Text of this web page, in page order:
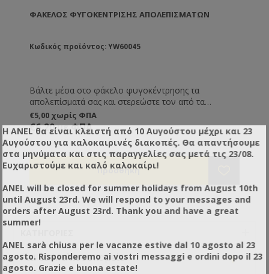
ΦΆΚΕΛΟΣ ΦΥΓΟΚΈΝΤΡΙΣΗΣ ΑΠΟΛΕΠΙΣΜΆΤΩΝ
Κωδικός προϊόντος: YW60045
Βάλτε μέσα στο φάκελο φυγοκέντρησης τα
απολεπίσματά σας και στερεώστε τον από τα
στηρίγματά του μέσα στον μελιτοεξαγωγέα σας.
Ξεκινήστε την φυγοκέντρηση και τα απολεπίσματά
σας θα στραγγίξουν από μέλι το οποίο θα ξεφύγει
από τη σίτα του φακέλου.
€5,00 χωρίς ΦΠΑ
€6,20 με ΦΠΑ
Για το Μελισσοκομείο +
Η ANEL θα είναι κλειστή από 10 Αυγούστου μέχρι και 23
Αυγούστου για καλοκαιρινές διακοπές. Θα απαντήσουμε
στα μηνύματα και στις παραγγελίες σας μετά τις 23/08.
Ευχαριστούμε και καλό καλοκαίρι!
ANEL will be closed for summer holidays from August 10th
until August 23rd. We will respond to your messages and
orders after August 23rd. Thank you and have a great
summer!
ANEL sarà chiusa per le vacanze estive dal 10 agosto al 23
agosto. Risponderemo ai vostri messaggi e ordini dopo il 23
agosto. Grazie e buona estate!